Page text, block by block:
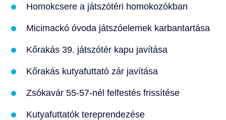
Homokcsere a játszótéri homokozókban
Micimackó óvoda játszóelemek karbantartása
Kőrakás 39. játszótér kapu javítása
Kőrakás kutyafuttató zár javítása
Zsókavár 55-57-nél felfestés frissítése
Kutyafuttatók tereprendezése